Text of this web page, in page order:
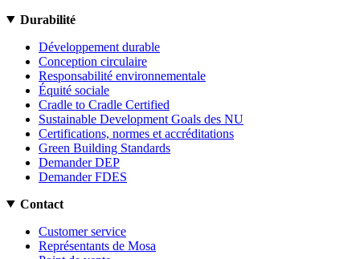
Durabilité
Développement durable
Conception circulaire
Responsabilité environnementale
Équité sociale
Cradle to Cradle Certified
Sustainable Development Goals des NU
Certifications, normes et accréditations
Green Building Standards
Demander DEP
Demander FDES
Contact
Customer service
Représentants de Mosa